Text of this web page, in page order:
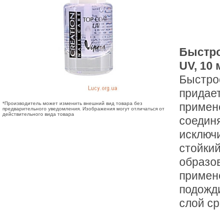
*Производитель может изменить внешний вид товара без
предварительного уведомления. Изображения могут отличаться от
действительного вида товара
UV, 10
слой